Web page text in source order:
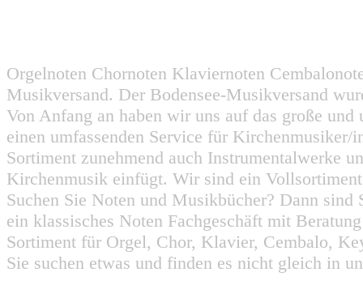
Orgelnoten Chornoten Klaviernoten
Musikversand. Der Bodensee-Musikversand
Von Anfang an haben wir uns auf das große
einen umfassenden Service für
Sortiment zunehmend auch Instrumentalwerke
Kirchenmusik einfügt. Wir sind ein
Suchen Sie Noten und Musikbücher? Dann
ein klassisches Noten Fachgeschäft mit
Sortiment für Orgel, Chor, Klavier, Cembalo,
Sie suchen etwas und finden es nicht gleich in